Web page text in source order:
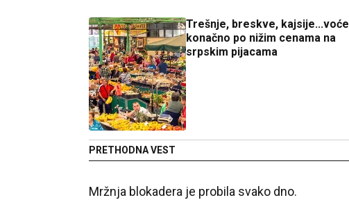
Trešnje, breskve, kajsije...voće
konačno po nižim cenama na
srpskim pijacama
PRETHODNA VEST
Mržnja blokadera je probila svako dno.